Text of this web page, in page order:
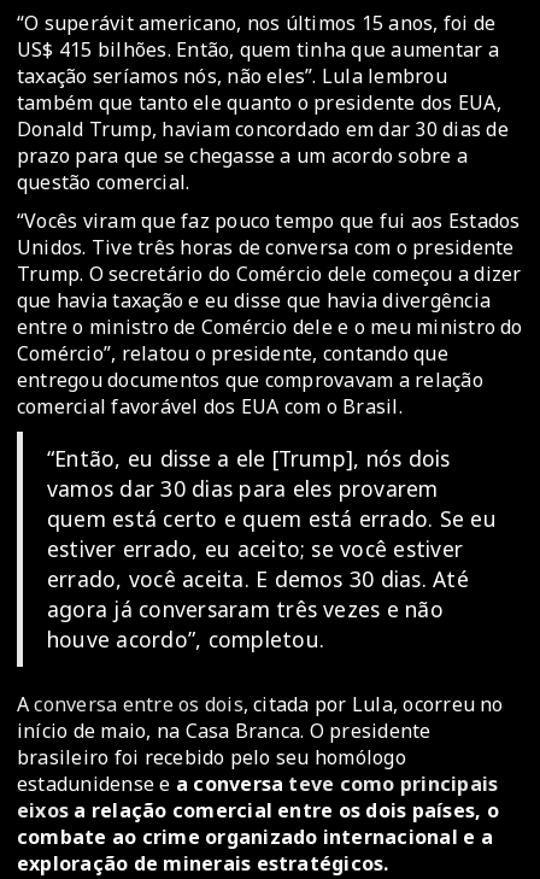
“O superávit americano, nos últimos 15 anos, foi de
US$ 415 bilhões. Então, quem tinha que aumentar a
taxação seríamos nós, não eles”. Lula lembrou
também que tanto ele quanto o presidente dos EUA,
Donald Trump, haviam concordado em dar 30 dias de
prazo para que se chegasse a um acordo sobre a
questão comercial.
“Vocês viram que faz pouco tempo que fui aos Estados
Unidos. Tive três horas de conversa com o presidente
Trump. O secretário do Comércio dele começou a dizer
que havia taxação e eu disse que havia divergência
entre o ministro de Comércio dele e o meu ministro do
Comércio”, relatou o presidente, contando que
entregou documentos que comprovavam a relação
comercial favorável dos EUA com o Brasil.
“Então, eu disse a ele [Trump], nós dois
vamos dar 30 dias para eles provarem
quem está certo e quem está errado. Se eu
estiver errado, eu aceito; se você estiver
errado, você aceita. E demos 30 dias. Até
agora já conversaram três vezes e não
houve acordo”, completou.
Aconversa entre os dois, citada por Lula, ocorreu no
início de maio, na Casa Branca. O presidente
brasileiro foi recebido pelo seu homólogo
estadunidense e a conversa teve como principais
eixos a relação comercial entre os dois países, o
combate ao crime organizado internacional e a
exploração de minerais estratégicos.